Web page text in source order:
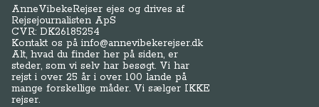
AnneVibekeRejser ejes og drives af
Rejsejournalisten ApS
CVR: DK26185254
Kontakt os påinfo@annevibekerejser.dk
Alt, hvad du finder her på siden, er
steder, som vi selv har besøgt. Vi har
rejst i over 25 år i over 100 lande på
mange forskellige måder. Vi sælger IKKE
rejser.